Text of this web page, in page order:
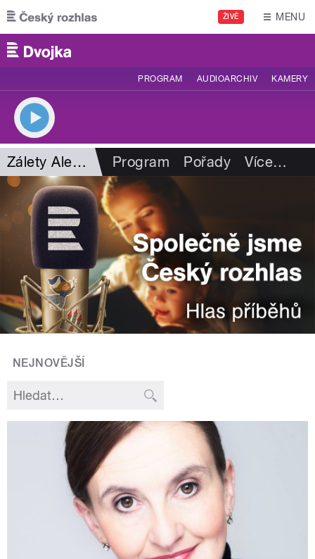
Přejít k hlavnímu obsahu
ŽIVĚ MENU
PROGRAM AUDIOARCHIV KAMERY
Zálety Aleny Zárybnické Program Pořady Více…
NEJNOVĚJŠÍ